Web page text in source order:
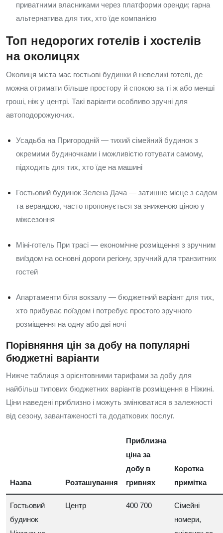
приватними власниками через платформи оренди; гарна
альтернатива для тих, хто їде компанією
Топ недорогих готелів і хостелів
на околицях
Околиця міста має гостьові будинки й невеликі готелі, де
можна отримати більше простору й спокою за ті ж або менші
гроші, ніж у центрі. Такі варіанти особливо зручні для
автоподорожуючих.
Усадьба на Пригородній — тихий сімейний будинок з
окремими будиночками і можливістю готувати самому,
підходить для тих, хто їде на машині
Гостьовий будинок Зелена Дача — затишне місце з садом
та верандою, часто пропонується за зниженою ціною у
міжсезоння
Міні‑готель При трасі — економічне розміщення з зручним
виїздом на основні дороги регіону, зручний для транзитних
гостей
Апартаменти біля вокзалу — бюджетний варіант для тих,
хто прибуває поїздом і потребує простого зручного
розміщення на одну або дві ночі
Порівняння цін за добу на популярні
бюджетні варіанти
Нижче таблиця з орієнтовними тарифами за добу для
найбільш типових бюджетних варіантів розміщення в Ніжині.
Ціни наведені приблизно і можуть змінюватися в залежності
від сезону, завантаженості та додаткових послуг.
Назва Розташування
Приблизна
ціна за
добу в
гривнях
Коротка
примітка
Гостьовий
будинок
Центр 400 700
Сімейні
номери,